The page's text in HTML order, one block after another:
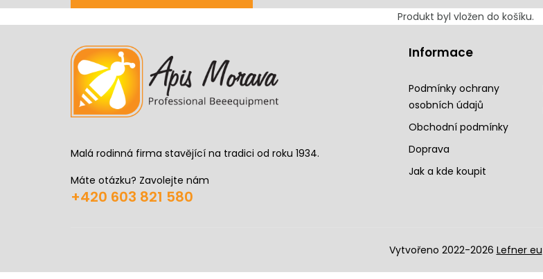
Produkt byl vložen do košíku.
Malá rodinná firma stavějící na tradici od roku 1934.
Máte otázku? Zavolejte nám
+420 603 821 580
Informace
Podmínky ochrany
osobních údajů
Obchodní podmínky
Doprava
Jak a kde koupit
Vytvořeno 2022-2026 Lefner eu